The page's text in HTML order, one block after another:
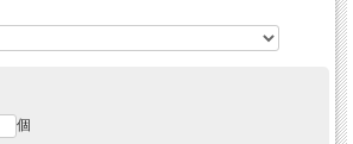
販売です。
たデザート「つぶあんとねりあんの非対称性」は、原
な商品なんじゃないか？」と僕が想像して作ったイメ
ーヌショコラの上に２種類のあんこをトッピングする
ジしたものです。
個